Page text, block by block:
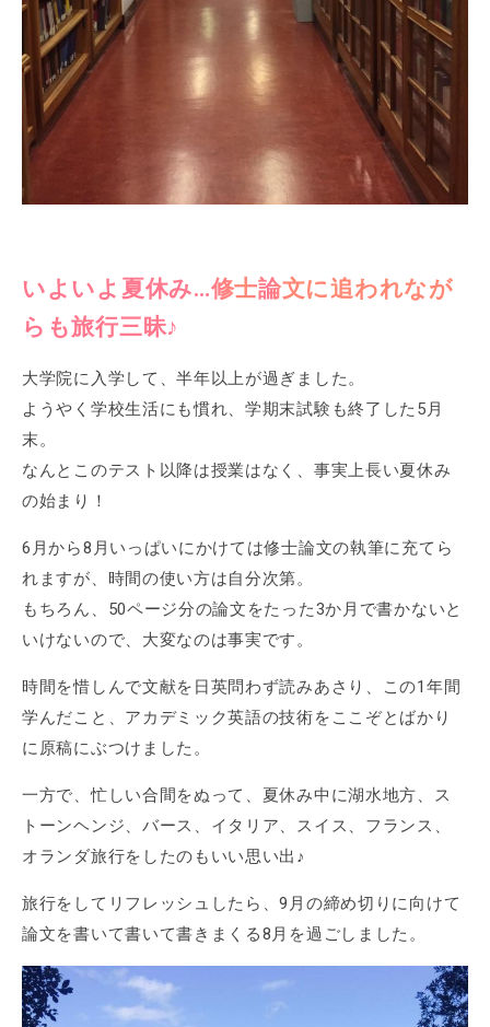
いよいよ夏休み…修士論文に追われなが
らも旅行三昧♪
大学院に入学して、半年以上が過ぎました。
ようやく学校生活にも慣れ、学期末試験も終了した5月
末。
なんとこのテスト以降は授業はなく、事実上長い夏休み
の始まり！
6月から8月いっぱいにかけては修士論文の執筆に充てら
れますが、時間の使い方は自分次第。
もちろん、50ページ分の論文をたった3か月で書かないと
いけないので、大変なのは事実です。
時間を惜しんで文献を日英問わず読みあさり、この1年間
学んだこと、アカデミック英語の技術をここぞとばかり
に原稿にぶつけました。
一方で、忙しい合間をぬって、夏休み中に湖水地方、ス
トーンヘンジ、バース、イタリア、スイス、フランス、
オランダ旅行をしたのもいい思い出♪
旅行をしてリフレッシュしたら、9月の締め切りに向けて
論文を書いて書いて書きまくる8月を過ごしました。